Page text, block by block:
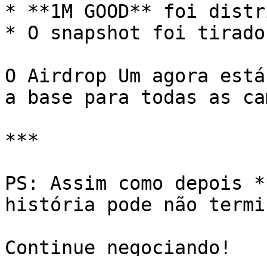
* **1M GOOD** foi
* O snapshot foi tirado
O Airdrop Um agora
a base para todas as
***
PS: Assim como
história pode não